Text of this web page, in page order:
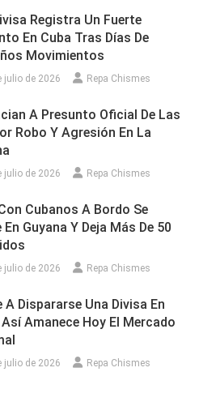
Registra Un Fuerte
En Cuba Tras Días De
Movimientos
julio de 2026 Repa Chismes
A Presunto Oficial De Las
Robo Y Agresión En La
julio de 2026 Repa Chismes
Cubanos A Bordo Se
En Guyana Y Deja Más De 50
julio de 2026 Repa Chismes
A Dispararse Una Divisa En
Así Amanece Hoy El Mercado
julio de 2026 Repa Chismes